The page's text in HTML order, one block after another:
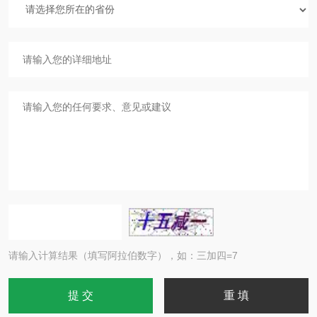
请输入计算结果（填写阿拉伯数字），如：三加四=7